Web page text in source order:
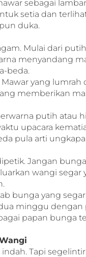
sebagai
setia dan
duka.
Mulai dari
menyandang
beda.
yang
memberikan
putih atau
upacara
pula arti
Jangan
wangi segar
bunga yang
minggu dengan
papan bunga
Tapi